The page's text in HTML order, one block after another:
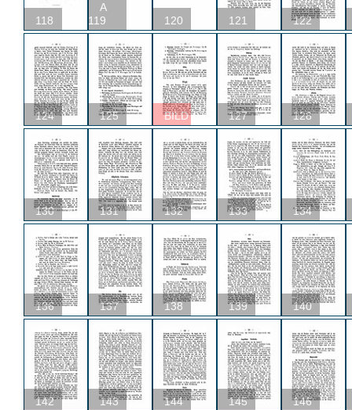
118
A
119
120 121 122
124 125 BILD 127 128
130 131 132 133 134
136 137 138 139 140
142 143 144 145 146